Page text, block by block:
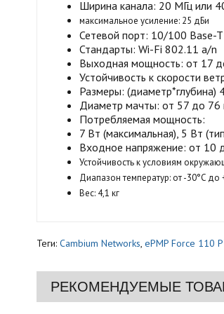
Ширина канала: 20 МГц или
максимальное усиление: 25 дБи
Сетевой порт: 10/100 Base-T
Стандарты: Wi-Fi 802.11 a/n
Выходная мощность: от 17
Устойчивость к скорости
Размеры: (диаметр*глубина)
Диаметр мачты: от 57 до 76
Потребляемая мощность:
7 Вт (максимальная), 5 Вт
Входное напряжение: от 10
Устойчивость к условиям
Диапазон температур: от -30°C до
Вес: 4,1 кг
Теги: Cambium Networks, ePMP Force 110
РЕКОМЕНДУЕМЫЕ